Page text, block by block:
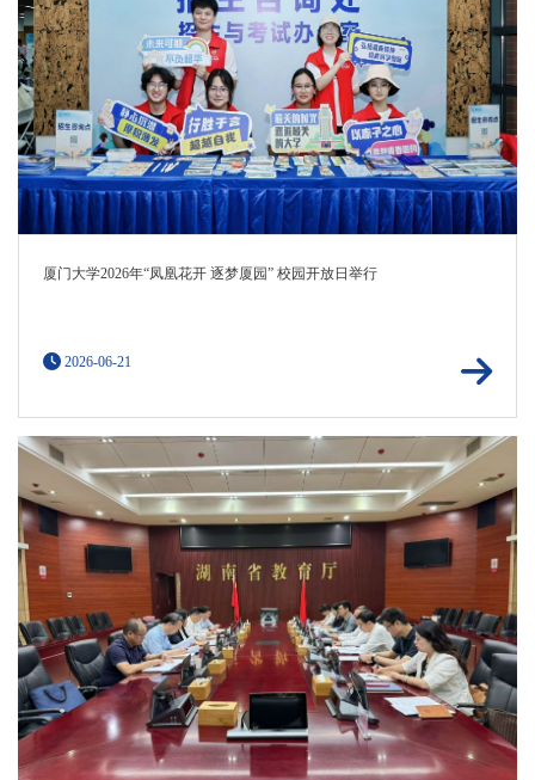
厦门大学2026年“凤凰花开 逐梦厦园” 校园开放日举行
2026-06-21